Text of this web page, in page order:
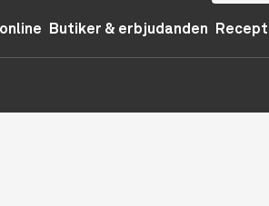
Butiker & erbjudanden Recept